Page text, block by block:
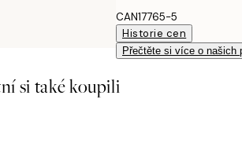
CAN17765-5
Historie cen
Přečtěte si více o našich
si také koupili